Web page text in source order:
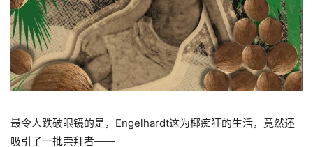
最令人跌破眼镜的是，Engelhardt这为椰痴狂的生活，竟然还
吸引了一批崇拜者——